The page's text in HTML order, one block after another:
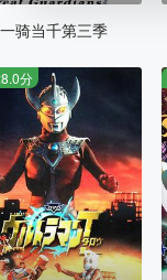
一骑当千第三季
分